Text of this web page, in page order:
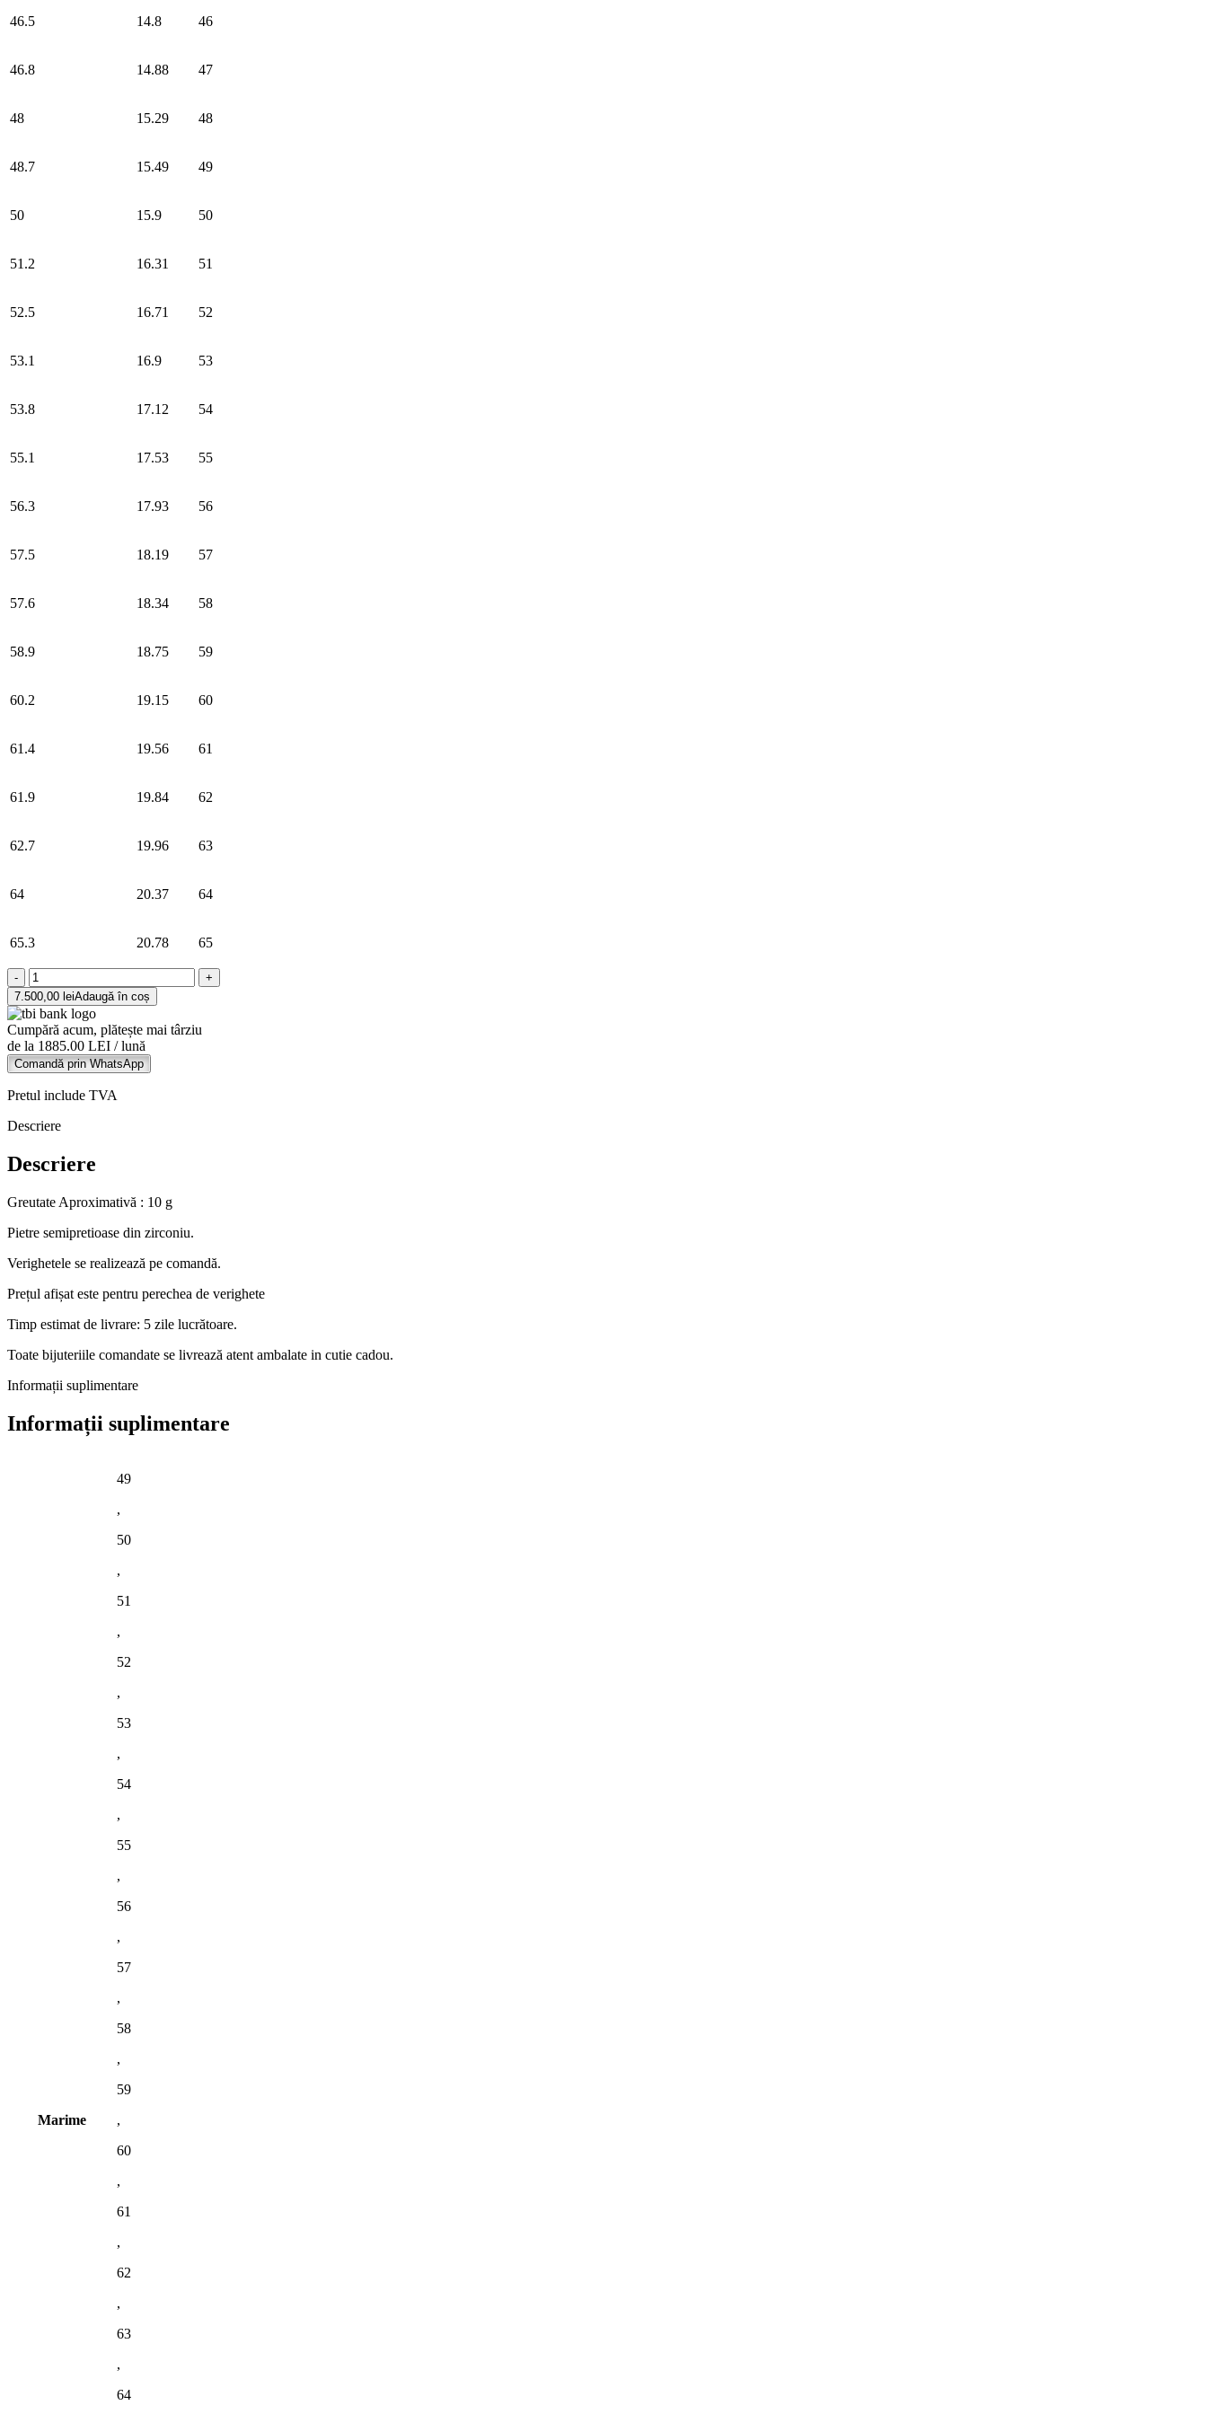
46.5 14.8 46
46.8 14.88 47
48 15.29 48
48.7 15.49 49
50 15.9 50
51.2 16.31 51
52.5 16.71 52
53.1 16.9 53
53.8 17.12 54
55.1 17.53 55
56.3 17.93 56
57.5 18.19 57
57.6 18.34 58
58.9 18.75 59
60.2 19.15 60
61.4 19.56 61
61.9 19.84 62
62.7 19.96 63
64 20.37 64
65.3 20.78 65
Cantitate
Set
Verighete
din
aur
alb
si
roz
14K
7.500,00 leiAdaugă în coș
Cumpără acum, plătește mai târziu
de la 1885.00 LEI / lună
Comandă prin WhatsApp
Pretul include TVA
Descriere
Descriere
Greutate Aproximativă : 10 g
Pietre semipretioase din zirconiu.
Verighetele se realizează pe comandă.
Prețul afișat este pentru perechea de verighete
Timp estimat de livrare: 5 zile lucrătoare.
Toate bijuteriile comandate se livrează atent ambalate in cutie cadou.
Informații suplimentare
Informații suplimentare
Marime
49
,
50
,
51
,
52
,
53
,
54
,
55
,
56
,
57
,
58
,
59
,
60
,
61
,
62
,
63
,
64